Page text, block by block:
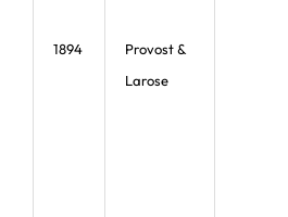
1894
Provost &
Larose